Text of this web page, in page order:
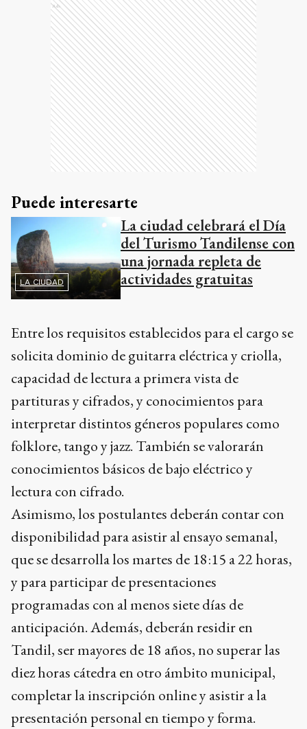
Ads
Puede interesarte
LA CIUDAD
La ciudad celebrará el Día
del Turismo Tandilense con
una jornada repleta de
actividades gratuitas
Entre los requisitos establecidos para el cargo se
solicita dominio de guitarra eléctrica y criolla,
capacidad de lectura a primera vista de
partituras y cifrados, y conocimientos para
interpretar distintos géneros populares como
folklore, tango y jazz. También se valorarán
conocimientos básicos de bajo eléctrico y
lectura con cifrado.
Asimismo, los postulantes deberán contar con
disponibilidad para asistir al ensayo semanal,
que se desarrolla los martes de 18:15 a 22 horas,
y para participar de presentaciones
programadas con al menos siete días de
anticipación. Además, deberán residir en
Tandil, ser mayores de 18 años, no superar las
diez horas cátedra en otro ámbito municipal,
completar la inscripción online y asistir a la
presentación personal en tiempo y forma.